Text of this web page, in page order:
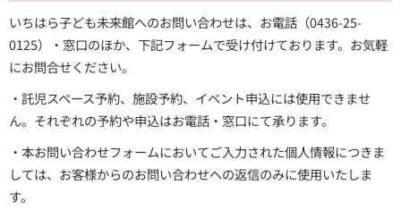
いちはら子ども未来館へのお問い合わせは、お電話（0436-25-
0125）・窓口のほか、下記フォームで受け付けております。お気軽
にお問合せください。
・託児スペース予約、施設予約、イベント申込には使用できませ
ん。それぞれの予約や申込はお電話・窓口にて承ります。
・本お問い合わせフォームにおいてご入力された個人情報につきま
しては、お客様からのお問い合わせへの返信のみに使用いたしま
す。